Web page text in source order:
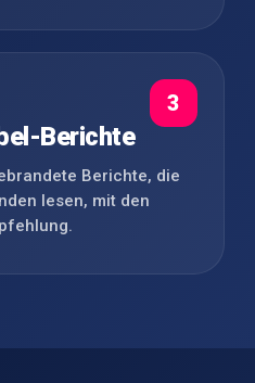
3
Berichte
Berichte, die
lesen, mit den